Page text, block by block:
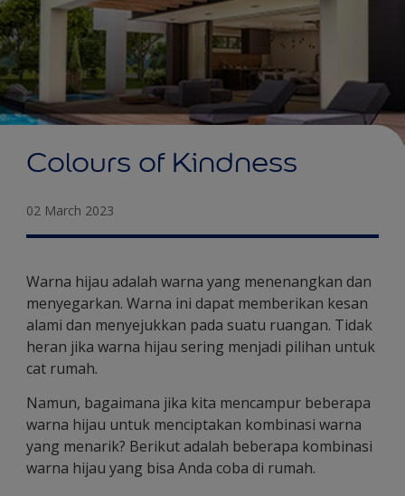
Colours of Kindness
02 March 2023
Warna hijau adalah warna yang menenangkan dan
menyegarkan. Warna ini dapat memberikan kesan
alami dan menyejukkan pada suatu ruangan. Tidak
heran jika warna hijau sering menjadi pilihan untuk
cat rumah.
Namun, bagaimana jika kita mencampur beberapa
warna hijau untuk menciptakan kombinasi warna
yang menarik? Berikut adalah beberapa kombinasi
warna hijau yang bisa Anda coba di rumah.